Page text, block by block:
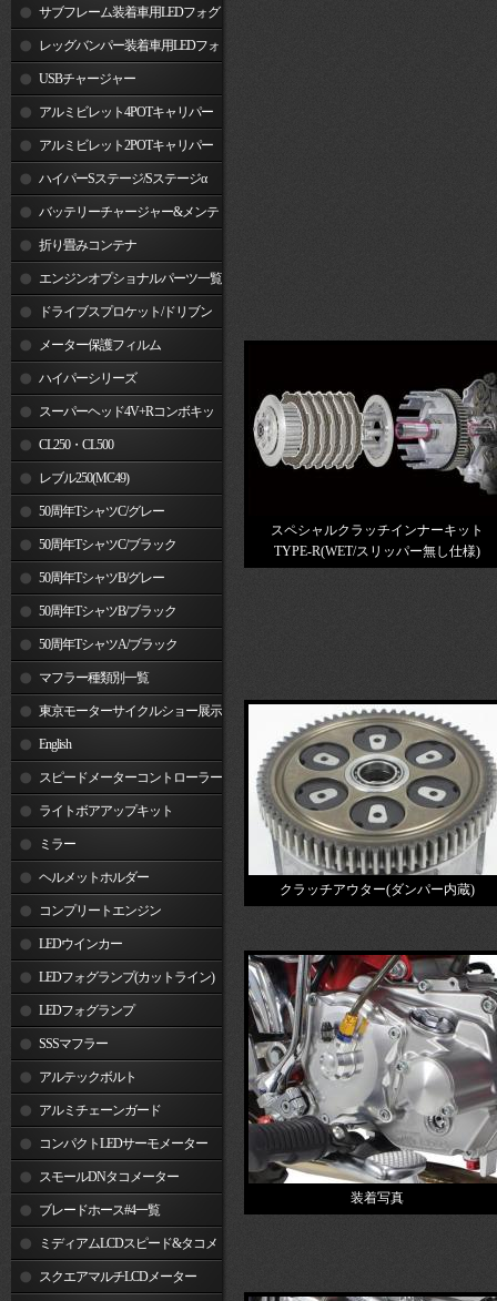
サブフレーム装着車用LEDフォグ
ランプレッグバンパー装着車用LEDフォ
グランプUSBチャージャー
アルミビレット4POTキャリパー
関連製品アルミビレット2POTキャリパー
関連製品ハイパーSステージ/Sステージα
バッテリーチャージャー&メンテ
ナー 折り畳みコンテナ
エンジンオプショナルパーツ一覧
ドライブスプロケット/ドリブン
スプロケット
メーター保護フィルム
ハイパーシリーズ
スーパーヘッド4V+Rコンボキッ
ト CL250・CL500
レブル250(MC49)
50周年TシャツC/グレー
50周年TシャツC/ブラック
50周年TシャツB/グレー
50周年TシャツB/ブラック
50周年TシャツA/ブラック
マフラー種類別一覧
東京モーターサイクルショー展示
車両 English
スピードメーターコントローラー
ライトボアアップキット
ミラー
ヘルメットホルダー
コンプリートエンジン
LEDウインカー
LEDフォグランプ(カットライン)
LEDフォグランプ
SSSマフラー
アルテックボルト
アルミチェーンガード
コンパクトLEDサーモメーター
スモールDNタコメーター
ブレードホース#4一覧
ミディアムLCDスピード&タコメ
ータースクエアマルチLCDメーター
スペシャルクラッチインナーキット
TYPE-R(WET/スリッパー無し仕様)
クラッチアウター(ダンパー内蔵)
装着写真